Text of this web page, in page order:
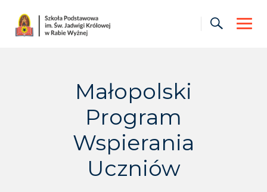
content
Małopolski
Program
Wspierania
Uczniów